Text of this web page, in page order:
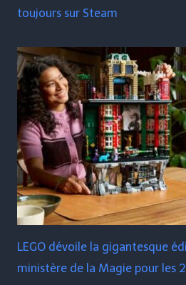
toujours sur Steam
LEGO dévoile la gigantesque
ministère de la Magie pour les